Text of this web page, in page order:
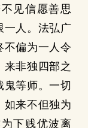
见信愿善思
一人。法弘广
不偏为一人令
非独四部之
等师。一切
如来不但独为
下贱优波离